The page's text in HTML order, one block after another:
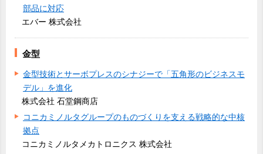
部品に対応
エバー 株式会社
金型
金型技術とサーボプレスのシナジーで「五角形のビジネスモ
デル」を進化
株式会社 石堂鋼商店
コニカミノルタグループのものづくりを支える戦略的な中核
拠点
コニカミノルタメカトロニクス 株式会社